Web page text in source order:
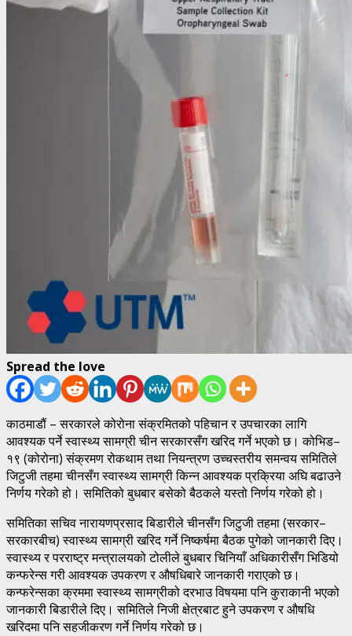
Spread the love
काठमाडौं – सरकारले कोरोना संक्रमितको पहिचान र उपचारका लागि
आवश्यक पर्ने स्वास्थ्य सामग्री चीन सरकारसँग खरिद गर्ने भएको छ। कोभिड–
१९ (कोरोना) संक्रमण रोकथाम तथा नियन्त्रण उच्चस्तरीय समन्वय समितिले
जिटुजी तहमा चीनसँग स्वास्थ्य सामग्री किन्न आवश्यक प्रक्रिया अघि बढाउने
निर्णय गरेको हो। समितिको बुधबार बसेको बैठकले यस्तो निर्णय गरेको हो।
समितिका सचिव नारायणप्रसाद बिडारीले चीनसँग जिटुजी तहमा (सरकार–
सरकारबीच) स्वास्थ्य सामग्री खरिद गर्ने निष्कर्षमा बैठक पुगेको जानकारी दिए।
स्वास्थ्य र परराष्ट्र मन्त्रालयको टोलीले बुधबार चिनियाँ अधिकारीसँग भिडियो
कन्फरेन्स गरी आवश्यक उपकरण र औषधिबारे जानकारी गराएको छ।
कन्फरेन्सका क्रममा स्वास्थ्य सामग्रीको दरभाउ विषयमा पनि कुराकानी भएको
जानकारी बिडारीले दिए। समितिले निजी क्षेत्रबाट हुने उपकरण र औषधि
खरिदमा पनि सहजीकरण गर्ने निर्णय गरेको छ।